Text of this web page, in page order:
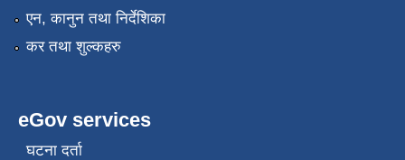
एन, कानुन तथा निर्देशिका
कर तथा शुल्कहरु
eGov services
घटना दर्ता